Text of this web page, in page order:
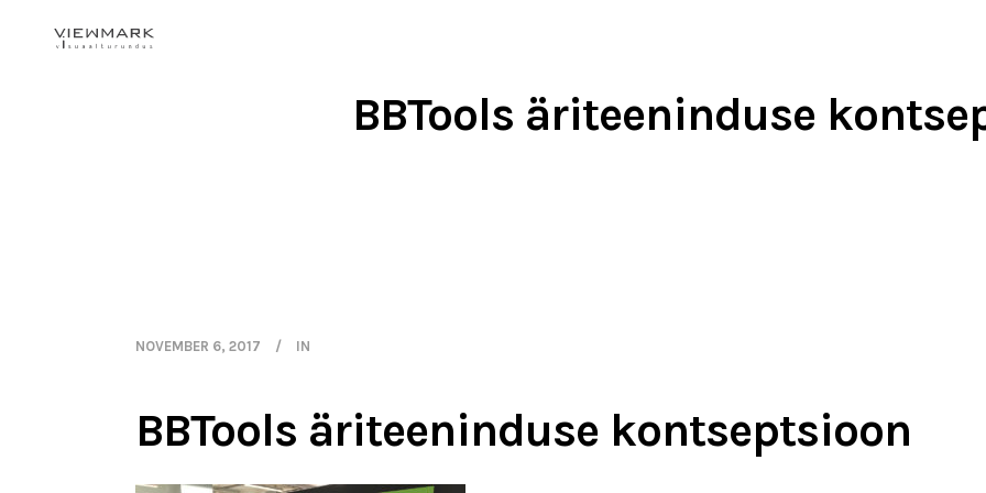
BBTools äriteeninduse
NOVEMBER 6, 2017 IN
BBTools äriteeninduse kontseptsioon